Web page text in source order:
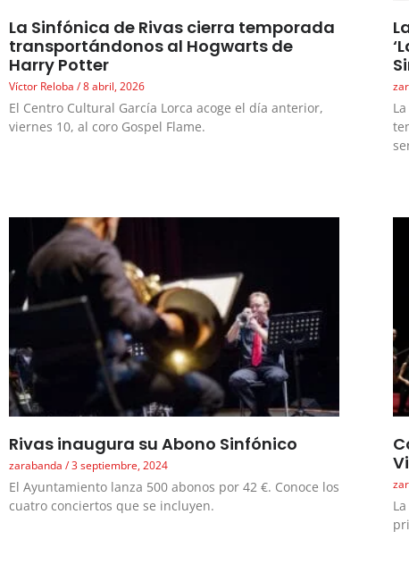
La Sinfónica de Rivas cierra temporada
transportándonos al Hogwarts de
Harry Potter
Víctor Reloba 8 abril, 2026
El Centro Cultural García Lorca acoge el día anterior,
viernes 10, al coro Gospel Flame.
Rivas inaugura su Abono Sinfónico
zarabanda 3 septiembre, 2024
El Ayuntamiento lanza 500 abonos por 42 €. Conoce los
cuatro conciertos que se incluyen.